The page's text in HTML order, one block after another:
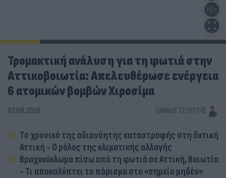
Τρομακτική ανάλυση για τη φωτιά στην
Αττικοβοιωτία: Απελευθέρωσε ενέργεια
6 ατομικών βομβών Χιροσίμα
07.08.2026 ΓΙΆΝΝΗΣ ΤΣΟΎΡΤΗΣ
Το χρονικό της αδιανόητης καταστροφής στη δυτική
Αττική - Ο ρόλος της κλιματικής αλλαγής
Βραχυκύκλωμα πίσω από τη φωτιά σε Αττική, Βοιωτία
- Τι αποκαλύπτει το πόρισμα στο «σημείο μηδέν»